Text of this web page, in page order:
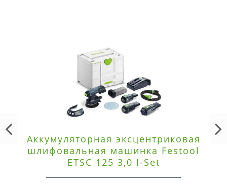
Аккумуляторная эксцентриковая
шлифовальная машинка Festool
ETSC 125 3,0 I-Set